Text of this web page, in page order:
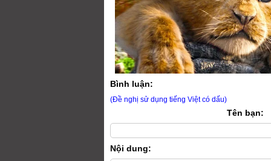
Bình luận:
(Đề nghị sử dụng tiếng Việt có dấu)
Tên bạn:
Nội dung: